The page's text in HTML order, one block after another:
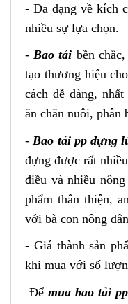
- Đa dạng về kích
nhiều sự lựa chọn.
-Bao tải bền
tạo thương hiệu
cách dễ dàng,
ăn chăn nuôi, phân
- Bao tải pp đựng
đựng được rất
điều và nhiều
phẩm thân thiện,
với bà con nông
- Giá thành sản
khi mua với số
Đểmua bao tải